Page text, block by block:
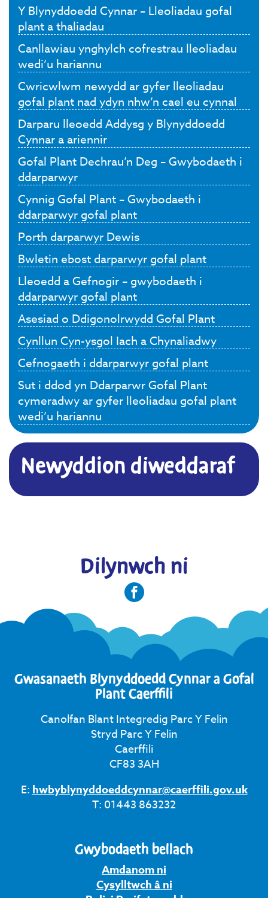
Y Blynyddoedd Cynnar – Lleoliadau gofal
plant a thaliadau
Canllawiau ynghylch cofrestrau lleoliadau
wedi’u hariannu
Cwricwlwm newydd ar gyfer lleoliadau
gofal plant nad ydyn nhw’n cael eu cynnal
Darparu lleoedd Addysg y Blynyddoedd
Cynnar a ariennir
Gofal Plant Dechrau’n Deg – Gwybodaeth i
ddarparwyr
Cynnig Gofal Plant – Gwybodaeth i
ddarparwyr gofal plant
Porth darparwyr Dewis
Bwletin ebost darparwyr gofal plant
Lleoedd a Gefnogir – gwybodaeth i
ddarparwyr gofal plant
Asesiad o Ddigonolrwydd Gofal Plant
Cynllun Cyn-ysgol Iach a Chynaliadwy
Cefnogaeth i ddarparwyr gofal plant
Sut i ddod yn Ddarparwr Gofal Plant
cymeradwy ar gyfer lleoliadau gofal plant
wedi’u hariannu
Newyddion diweddaraf
Dilynwch ni
Gwasanaeth Blynyddoedd Cynnar a Gofal
Plant Caerffili
Canolfan Blant Integredig Parc Y Felin
Stryd Parc Y Felin
Caerffili
CF83 3AH
E:hwbyblynyddoeddcynnar@caerffili.gov.uk
T: 01443 863232
Gwybodaeth bellach
Amdanom ni
Cysylltwch â ni